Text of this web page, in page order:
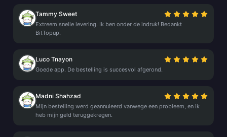
Tammy Sweet
Extreem snelle levering. Ik ben onder de indruk! Bedankt
BitTopup.
Luco Tnayon
Goede app. De bestelling is succesvol afgerond.
Madni Shahzad
Mijn bestelling werd geannuleerd vanwege een probleem, en ik
heb mijn geld teruggekregen.